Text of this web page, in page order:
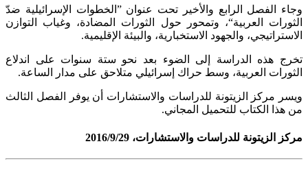
وجاء الفصل الرابع والأخير تحت عنوان ”الخطوات الإسرائيلية ضدّ
الثورات العربية“، وتمحور حول الثورات المضادة، وغياب التوازن
الاستراتيجي، والجهود الاستخبارية، والبيئة الإقليمية.
تخرج هذه الدراسة إلى الضوء بعد نحو ستة سنوات على اندلاع
الثورات العربية، وسط حراك إسرائيلي متلاحق على مدار الساعة.
ويسر مركز الزيتونة للدراسات والاستشارات أن يوفر الفصل الثالث
من هذا الكتاب للتحميل المجاني.
مركز الزيتونة للدراسات والاستشارات، 2016/9/29